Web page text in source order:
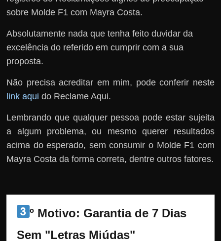
sobre Molde F1 com Mayra Costa.
Absolutamente nada que tenha feito duvidar da
excelência do referido em cumprir com a sua
proposta.
Não precisa acreditar em mim, pode conferir neste
link aqui do Reclame Aqui.
Lembrando que qualquer pessoa pode estar sujeita
a algum problema, ou mesmo querer resultados
acima do esperado, sem consumir o Molde F1 com
Mayra Costa da forma correta, dentre outros fatores.
º Motivo: Garantia de 7 Dias
Sem "Letras Miúdas"